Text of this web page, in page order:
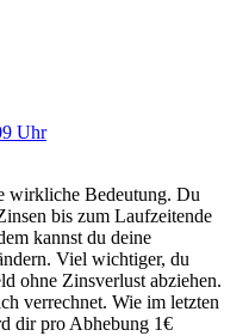
Uhr
wirkliche Bedeutung. Du
bis zum Laufzeitende
kannst du deine
Viel wichtiger, du
ohne Zinsverlust abziehen.
verrechnet. Wie im letzten
dir pro Abhebung 1€